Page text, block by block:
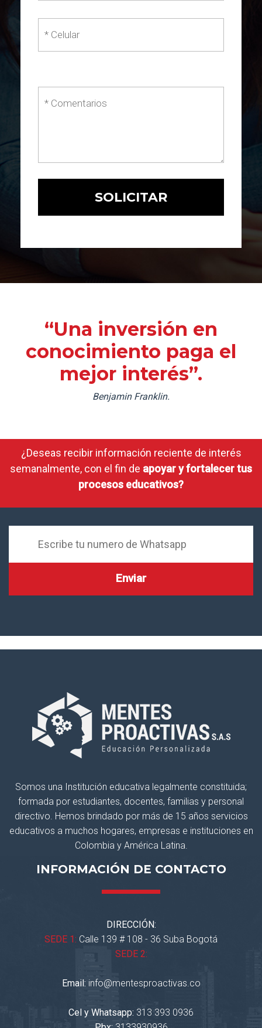
“Una inversión en
conocimiento paga el
mejor interés”.
Benjamin Franklin.
¿Deseas recibir información reciente de interés
semanalmente, con el fin de apoyar y fortalecer tus
procesos educativos?
Somos una Institución educativa legalmente constituida;
formada por estudiantes, docentes, familias y personal
directivo. Hemos brindado por más de 15 años servicios
educativos a muchos hogares, empresas e instituciones en
Colombia y América Latina.
INFORMACIÓN DE CONTACTO
DIRECCIÓN:
SEDE 1: Calle 139 # 108 - 36 Suba Bogotá
SEDE 2:
Email: info@mentesproactivas.co
Cel y Whatsapp: 313 393 0936